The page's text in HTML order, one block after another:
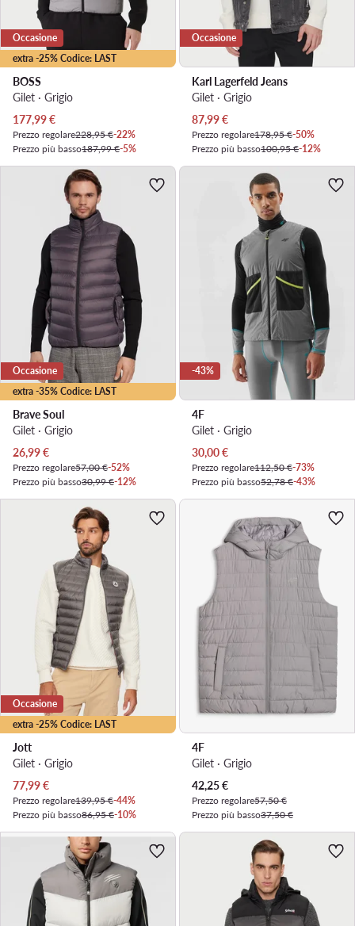
extra -25% Codice: LAST
Occasione
BOSS
Gilet · Grigio
Prezzo attuale
177,99€
Prezzo regolare228,95 €-22%
Prezzo più basso187,99 €-5%
Occasione
Karl Lagerfeld Jeans
Gilet · Grigio
Prezzo attuale
87,99€
Prezzo regolare178,95 €-50%
Prezzo più basso100,95 €-12%
extra -35% Codice: LAST
Occasione
Brave Soul
Gilet · Grigio
Prezzo attuale
26,99€
Prezzo regolare57,00 €-52%
Prezzo più basso30,99 €-12%
-43%
4F
Gilet · Grigio
Prezzo attuale
30,00€
Prezzo regolare112,50 €-73%
Prezzo più basso52,78 €-43%
extra -25% Codice: LAST
Occasione
Jott
Gilet · Grigio
Prezzo attuale
77,99€
Prezzo regolare139,95 €-44%
Prezzo più basso86,95 €-10%
4F
Gilet · Grigio
Prezzo attuale
42,25€
Prezzo regolare57,50 €
Prezzo più basso37,50 €